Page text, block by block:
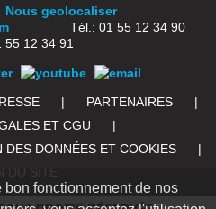
Nous geolocaliser
Tél.: 01 55 12 34 90
55 12 34 91
| PARTENAIRES
|
ET CGU
|
DONNÉES ET COOKIES
|
DU SITE
bon fonctionnement de nos